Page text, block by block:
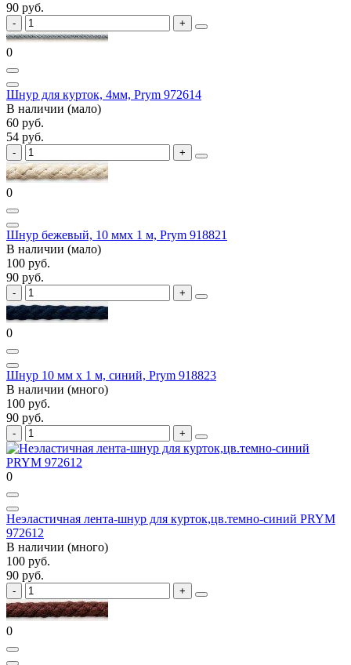
90 руб.
0
Шнур для курток, 4мм, Prym 972614
В наличии (мало)
60 руб.
54 руб.
0
Шнур бежевый, 10 ммх 1 м, Prym 918821
В наличии (мало)
100 руб.
90 руб.
0
Шнур 10 мм х 1 м, синий, Prym 918823
В наличии (много)
100 руб.
90 руб.
0
Неэластичная лента-шнур для курток,цв.темно-синий PRYM
972612
В наличии (много)
100 руб.
90 руб.
0